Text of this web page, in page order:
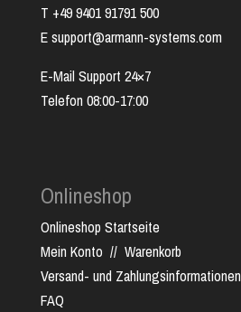
T +49 9401 91791 500
E support@armann-systems.com
E-Mail Support 24×7
Telefon 08:00-17:00
Onlineshop
Onlineshop Startseite
Mein Konto // Warenkorb
Versand- und Zahlungsinformationen
FAQ